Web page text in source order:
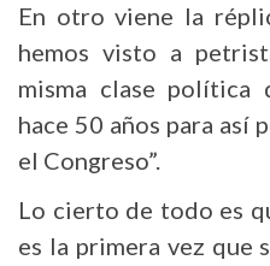
En otro viene la
hemos visto a
misma clase política
hace 50 años para así
el Congreso”.
Lo cierto de todo es
es la primera vez que